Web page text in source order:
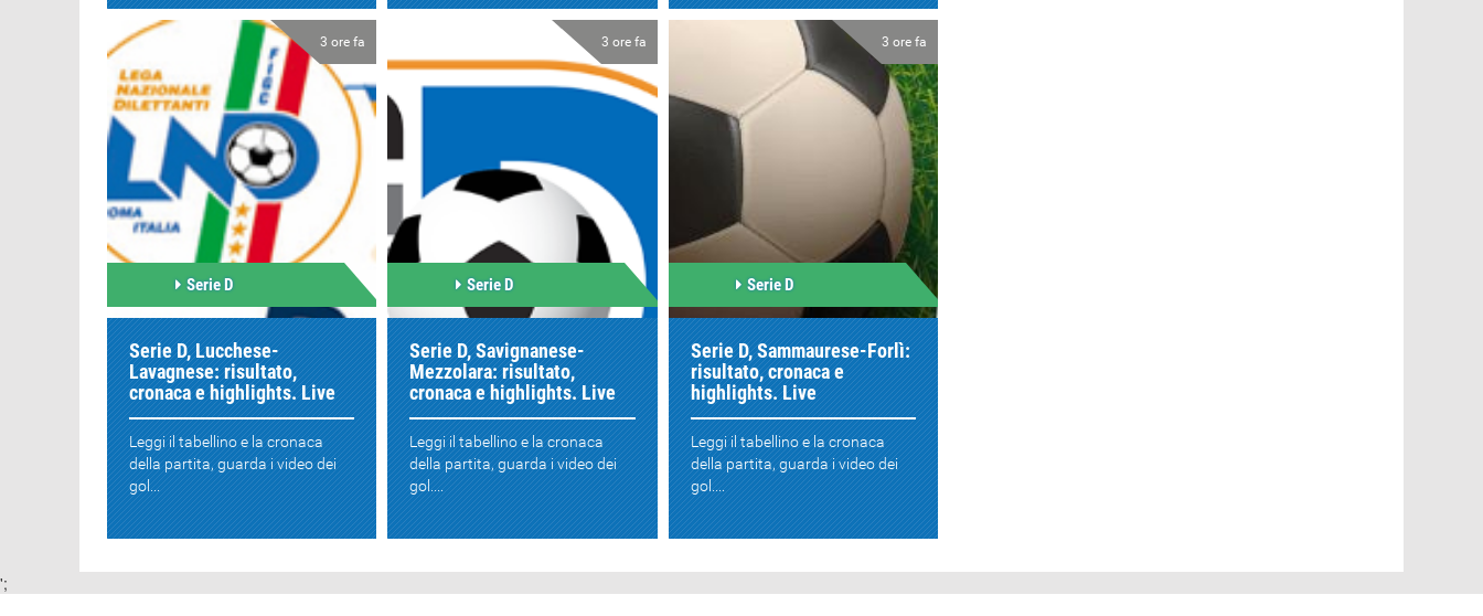
3 ore fa
Serie D
Serie D, Lucchese-
Lavagnese: risultato,
cronaca e highlights. Live
Leggi il tabellino e la cronaca
della partita, guarda i video dei
gol...
3 ore fa
Serie D
Serie D, Savignanese-
Mezzolara: risultato,
cronaca e highlights. Live
Leggi il tabellino e la cronaca
della partita, guarda i video dei
gol....
3 ore fa
Serie D
Serie D, Sammaurese-Forlì:
risultato, cronaca e
highlights. Live
Leggi il tabellino e la cronaca
della partita, guarda i video dei
gol....
';